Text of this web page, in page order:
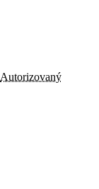
Autorizovaný